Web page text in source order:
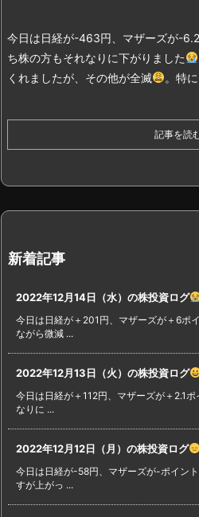
今日は日経が-463円、マザーズが-
ち株の方もそれなりに下がりました
くれましたが、その他が全滅
。特
記事を読
新着記事
2022年12月14日（水）の株投資ログ
今日は日経が＋201円、マザーズが＋6ポ
ながら微減 ...
2022年12月13日（火）の株投資ログ
今日は日経が＋112円、マザーズが＋2.1
なりに ...
2022年12月12日（月）の株投資ログ
今日は日経が-58円、マザーズが-ポイン
すが上がっ ...